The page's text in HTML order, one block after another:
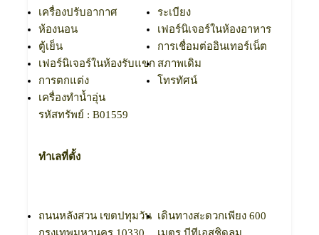
เครื่องปรับอากาศ
ระเบียง
ห้องนอน
เฟอร์นิเจอร์ในห้องอาหาร
ตู้เย็น
การเชื่อมต่ออินเทอร์เน็ต
เฟอร์นิเจอร์ในห้องรับแขก สภาพเดิม
การตกแต่ง
โทรทัศน์
เครื่องทำน้ำอุ่น
รหัสทรัพย์ : B01559
ทำเลที่ตั้ง
ถนนหลังสวน เขตปทุมวัน เดินทางสะดวกเพียง 600